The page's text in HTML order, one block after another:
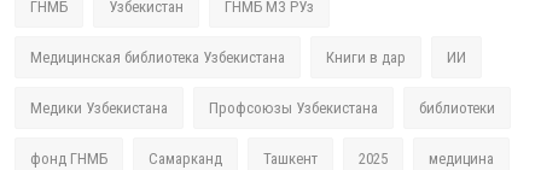
ГНМБ Узбекистан ГНМБ МЗ РУз
Медицинская библиотека Узбекистана Книги в дар ИИ
Медики Узбекистана Профсоюзы Узбекистана библиотеки
фонд ГНМБ Самарканд Ташкент 2025 медицина